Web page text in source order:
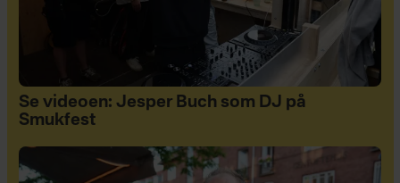
Se videoen: Jesper Buch som DJ på
Smukfest